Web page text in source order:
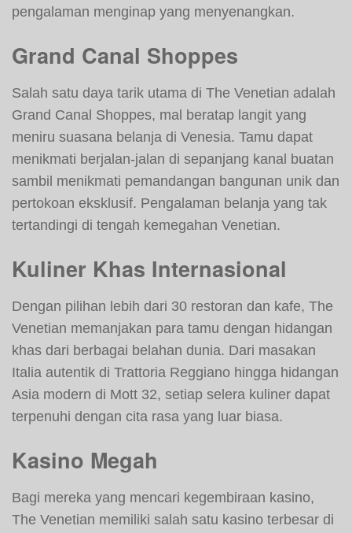
pengalaman menginap yang menyenangkan.
Grand Canal Shoppes
Salah satu daya tarik utama di The Venetian adalah
Grand Canal Shoppes, mal beratap langit yang
meniru suasana belanja di Venesia. Tamu dapat
menikmati berjalan-jalan di sepanjang kanal buatan
sambil menikmati pemandangan bangunan unik dan
pertokoan eksklusif. Pengalaman belanja yang tak
tertandingi di tengah kemegahan Venetian.
Kuliner Khas Internasional
Dengan pilihan lebih dari 30 restoran dan kafe, The
Venetian memanjakan para tamu dengan hidangan
khas dari berbagai belahan dunia. Dari masakan
Italia autentik di Trattoria Reggiano hingga hidangan
Asia modern di Mott 32, setiap selera kuliner dapat
terpenuhi dengan cita rasa yang luar biasa.
Kasino Megah
Bagi mereka yang mencari kegembiraan kasino,
The Venetian memiliki salah satu kasino terbesar di